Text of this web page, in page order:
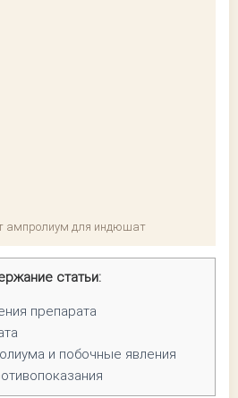
ампролиум для индюшат
статьи:
препарата
и побочные явления